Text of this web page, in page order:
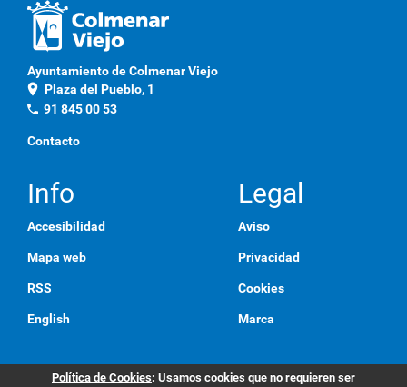
Ayuntamiento de Colmenar Viejo
location_on Plaza del Pueblo, 1
phone 91 845 00 53
Contacto
Info
Accesibilidad
Mapa web
RSS
English
Legal
Aviso
Privacidad
Cookies
Marca
Política de Cookies: Usamos cookies que no requieren ser